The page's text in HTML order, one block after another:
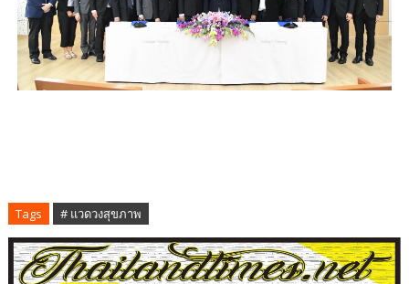
Tags # แวดวงสุขภาพ